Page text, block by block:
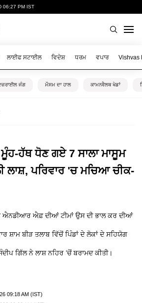
06:27 PM IST
ਲਾਈਫ ਸਟਾਈਲ ਵਿਦੇਸ਼ ਧਰਮ ਵਪਾਰ Vishvas
ਜੰਗ ਮੌਸਮ ਦਾ ਹਾਲ ਕਾਮਨਵੈਲਥ ਖੇਡਾਂ
ਹੱਥ ਧੋਣ ਗਏ 7 ਸਾਲਾ ਮਾਸੂਮ
ਲਾਸ਼, ਪਰਿਵਾਰ 'ਚ ਮਚਿਆ ਚੀਕ-
ਐਨਡੀਆਰ ਐਫ਼ ਦੀਆਂ ਟੀਮਾਂ ਉਸ ਦੀ ਭਾਲ ਕਰ ਦੀਆਂ
ਸ਼ਾਮ ਬੀੜ ਤਲਾਬ ਵਿੱਚੋਂ ਪਿੰਡਾਂ ਦੇ ਲੋਕਾਂ ਦੇ ਸਹਿਯੋਗ
ਗਿੱਲ ਨੇ ਲਾਸ਼ ਨਹਿਰ ’ਚੋਂ ਬਰਾਮਦ ਕੀਤੀ।
09:18 AM (IST)